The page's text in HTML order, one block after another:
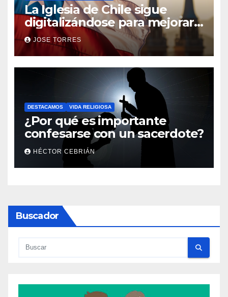
La Iglesia de Chile sigue
digitalizándose para mejorar
el servicio a sus fieles
JOSE TORRES
DESTACAMOS VIDA RELIGIOSA
¿Por qué es importante
confesarse con un sacerdote?
HÉCTOR CEBRIÁN
Buscador